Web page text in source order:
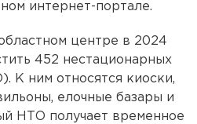
интернет-портале.
центре в 2024
452 нестационарных
К ним относятся киоски,
елочные базары и
НТО получает временное